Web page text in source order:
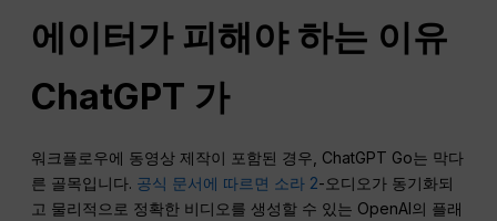
에이터가 피해야 하는 이유
ChatGPT 가
워크플로우에 동영상 제작이 포함된 경우, ChatGPT Go는 막다
른 골목입니다. 공식 문서에 따르면 소라 2-오디오가 동기화되
고 물리적으로 정확한 비디오를 생성할 수 있는 OpenAI의 플래